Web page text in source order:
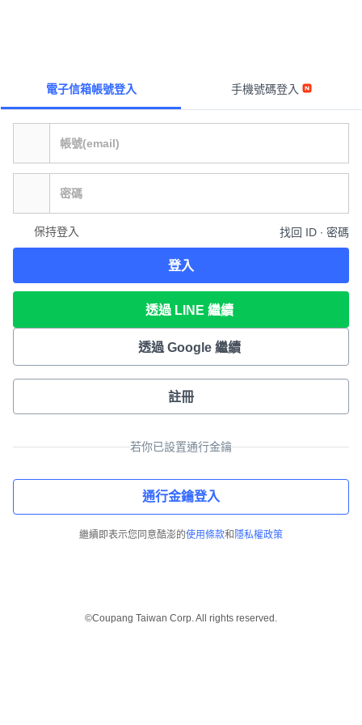
電子信箱帳號登入 手機號碼登入
保持登入 找回 ID ∙ 密碼
登入
透過 LINE 繼續
透過 Google 繼續
註冊
若你已設置通行金鑰
通行金鑰登入
繼續即表示您同意酷澎的使用條款和 隱私權政策
©Coupang Taiwan Corp. All rights reserved.